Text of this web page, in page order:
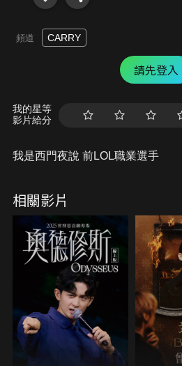
頻道 CARRY
請先登入
我的星等
影片給分
我是西門夜說 前LOL職業選手
相關影片